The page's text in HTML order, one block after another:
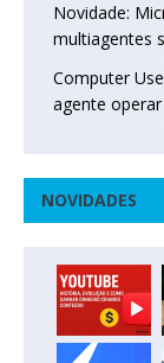
Novidade:
multiagentes
Computer
agente
NOVIDADES